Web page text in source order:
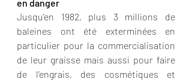
en danger
Jusqu’en 1982, plus 3 millions de
baleines ont été exterminées en
particulier pour la commercialisation
de leur graisse mais aussi pour faire
de l’engrais, des cosmétiques et